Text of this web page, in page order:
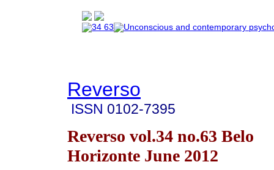
Reverso
ISSN 0102-7395
Reverso vol.34 no.63 Belo
Horizonte June 2012